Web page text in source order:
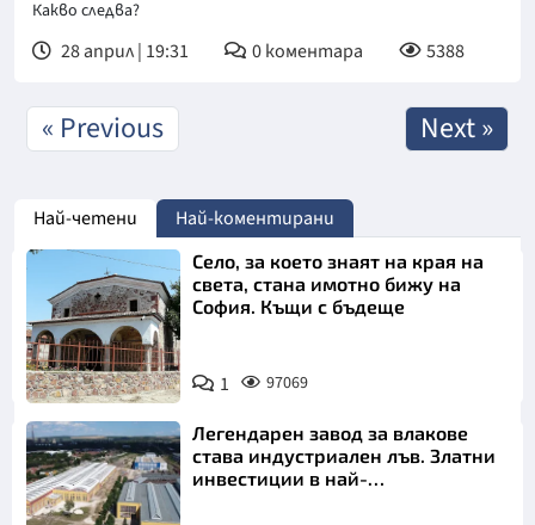
Какво следва?
28 април | 19:31 0коментара 5388
« Previous Next »
Най-четени Най-коментирани
Село, за което знаят на края на
света, стана имотно бижу на
София. Къщи с бъдеще
1 97069
Легендарен завод за влакове
става индустриален лъв. Златни
инвестиции в най-